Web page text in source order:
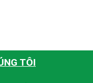
TÔI